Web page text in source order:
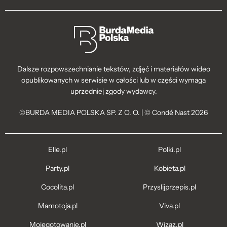
Dalsze rozpowszechnianie tekstów, zdjęć i materiałów wideo
opublikowanych w serwisie w całości lub w części wymaga
uprzedniej zgody wydawcy.
©BURDA MEDIA POLSKA SP. Z O. O. | © Condé Nast 2026
Elle.pl
Party.pl
Cocolita.pl
Mamotoja.pl
Mojegotowanie.pl
Polki.pl
Kobieta.pl
Przyslijprzepis.pl
Viva.pl
Wizaz.pl